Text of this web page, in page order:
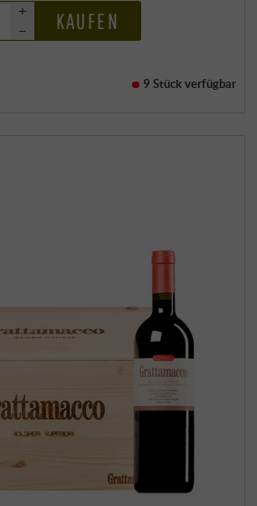
+
–
KAUFEN
9 Stückverfügbar